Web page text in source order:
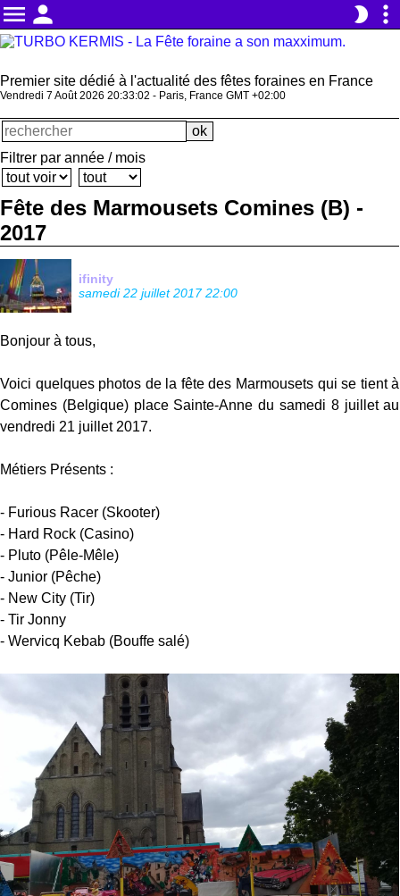
menu person brightness_2 more_vert
Premier site dédié à l'actualité des fêtes foraines en France
Vendredi 7 Août 2026 20:33:02 - Paris, France GMT +02:00
Filtrer par année / mois
Fête des Marmousets Comines (B) -
2017
ifinity
samedi 22 juillet 2017 22:00
Bonjour à tous,
Voici quelques photos de la fête des Marmousets qui se tient à
Comines (Belgique) place Sainte-Anne du samedi 8 juillet au
vendredi 21 juillet 2017.
Métiers Présents :
- Furious Racer (Skooter)
- Hard Rock (Casino)
- Pluto (Pêle-Mêle)
- Junior (Pêche)
- New City (Tir)
- Tir Jonny
- Wervicq Kebab (Bouffe salé)